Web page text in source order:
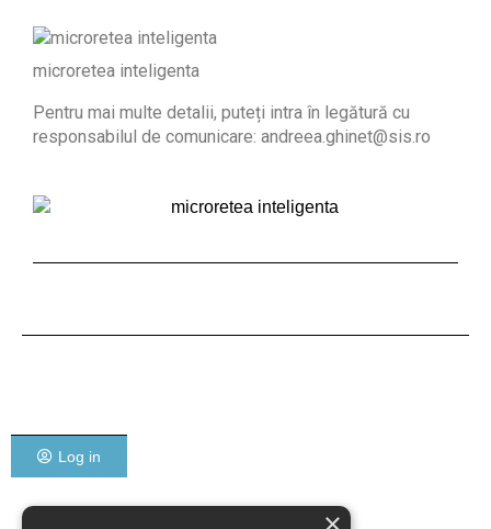
microretea inteligenta
Pentru mai multe detalii, puteți intra în legătură cu
responsabilul de comunicare: andreea.ghinet@sis.ro
Log in